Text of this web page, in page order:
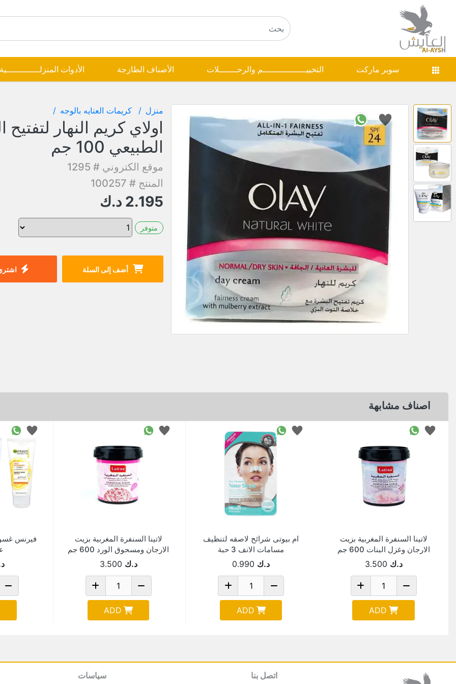
سوبر ماركت التخييـــــــــــــــــم والرحـــــــلات الأصناف الطازجة الأدوات المنزلـــــــــــــية
منزل كريمات العنايه بالوجه
اولاي كريم النهار لتفتيح
الطبيعي 100 جم
موقع الكتروني # 1295
المنتج # 100257
2.195 د.ك
متوفر
أضف إلى السلة
اصناف مشابهة
لاتينا السنفرة المغربية بزيت
الارجان وغزل البنات 600 جم
د.ك 3.500
ADD
ام بيوتى شرائح لاصقه لتنظيف
مسامات الانف 3 حبة
د.ك 0.990
ADD
لاتينا السنفرة المغربية بزيت
الارجان ومسحوق الورد 600 جم
د.ك 3.500
ADD
فيرنس
اتصل بنا سياسات